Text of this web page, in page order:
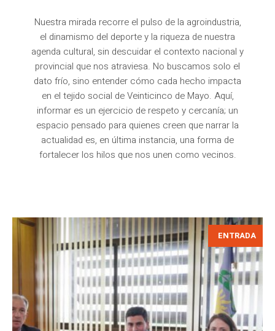
Nuestra mirada recorre el pulso de la agroindustria,
el dinamismo del deporte y la riqueza de nuestra
agenda cultural, sin descuidar el contexto nacional y
provincial que nos atraviesa. No buscamos solo el
dato frío, sino entender cómo cada hecho impacta
en el tejido social de Veinticinco de Mayo. Aquí,
informar es un ejercicio de respeto y cercanía; un
espacio pensado para quienes creen que narrar la
actualidad es, en última instancia, una forma de
fortalecer los hilos que nos unen como vecinos.
ENTRADA